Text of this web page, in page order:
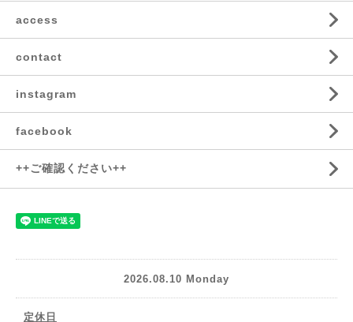
access
contact
instagram
facebook
++ご確認ください++
2026.08.10 Monday
定休日